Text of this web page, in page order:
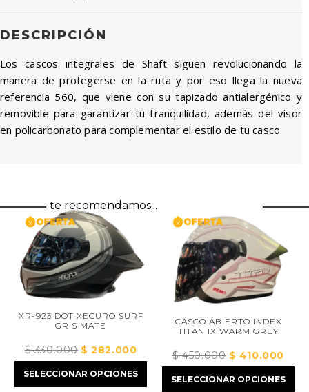
DESCRIPCIÓN
Los cascos integrales de Shaft siguen revolucionando la
manera de protegerse en la ruta y por eso llega la nueva
referencia 560, que viene con su tapizado antialergénico y
removible para garantizar tu tranquilidad, además del visor
en policarbonato para complementar el estilo de tu casco.
te recomendamos...
XR-923 DOT XECURO SURF
GRIS MATE
$330.000 El
precio
original
$ 282.000El
precio
actual
SELECCIONAR OPCIONES
CASCO ABIERTO INDEX
TITAN IX WARM GREY
$450.000 El
precio
original
$ 410.000El
SELECCIONAR OPCIONES